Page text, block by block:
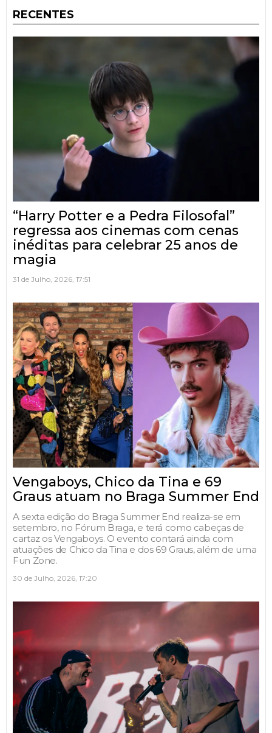
RECENTES
“Harry Potter e a Pedra Filosofal”
regressa aos cinemas com cenas
inéditas para celebrar 25 anos de
magia
31 de Julho, 2026, 17:51
Vengaboys, Chico da Tina e 69
Graus atuam no Braga Summer End
A sexta edição do Braga Summer End realiza-se em
setembro, no Fórum Braga, e terá como cabeças de
cartaz os Vengaboys. O evento contará ainda com
atuações de Chico da Tina e dos 69 Graus, além de uma
Fun Zone.
30 de Julho, 2026, 17:20